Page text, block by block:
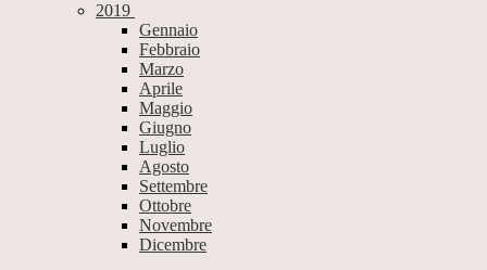
2019
Gennaio
Febbraio
Marzo
Aprile
Maggio
Giugno
Luglio
Agosto
Settembre
Ottobre
Novembre
Dicembre